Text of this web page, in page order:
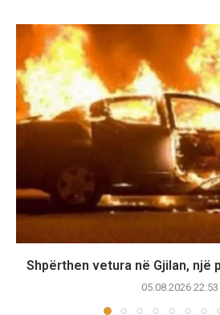
Shpërthen vetura në Gjilan, një
05.08.2026 22:53